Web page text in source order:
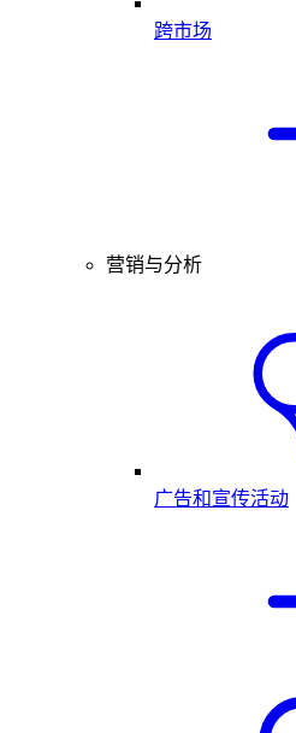
跨市场
营销与分析
广告和宣传活动